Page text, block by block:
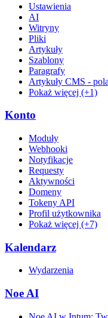
Ustawienia
AI
Witryny
Pliki
Artykuły
Szablony
Paragrafy
Artykuły CMS -
Pokaż więcej (+1)
Konto
Moduły
Webhooki
Notyfikacje
Requesty
Aktywności
Domeny
Tokeny API
Profil użytkownika
Pokaż więcej (+7)
Kalendarz
Wydarzenia
Noe AI